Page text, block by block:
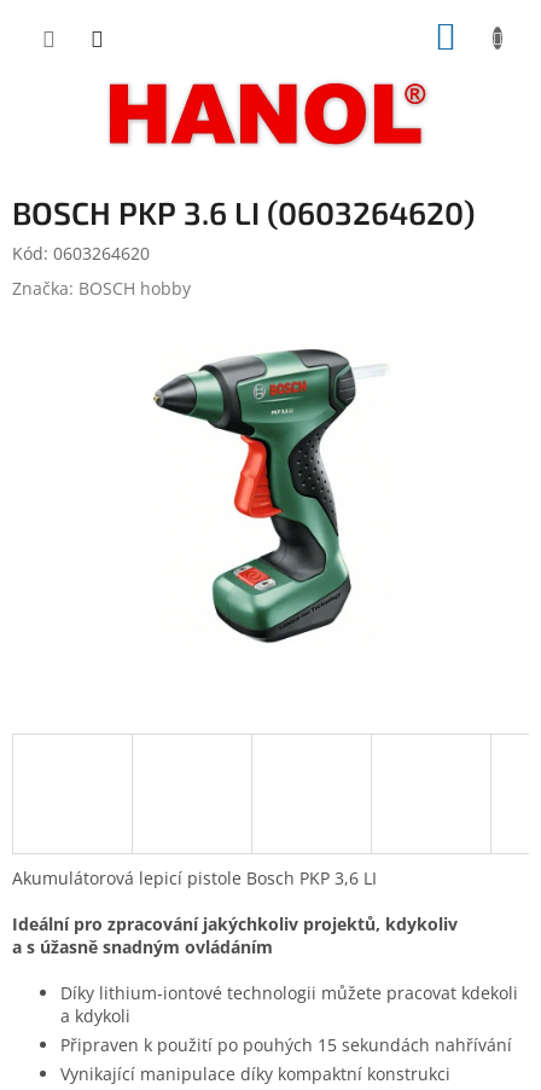
BOSCH PKP 3.6 LI (0603264620)
Kód: 0603264620
Značka: BOSCH hobby
Akumulátorová lepicí pistole Bosch PKP 3,6 LI
Ideální pro zpracování jakýchkoliv projektů, kdykoliv
a s úžasně snadným ovládáním
Díky lithium-iontové technologii můžete pracovat kdekoli
a kdykoli
Připraven k použití po pouhých 15 sekundách nahřívání
Vynikající manipulace díky kompaktní konstrukci